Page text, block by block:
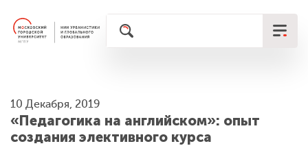
10 Декабря, 2019
«Педагогика на английском»: опыт
создания элективного курса